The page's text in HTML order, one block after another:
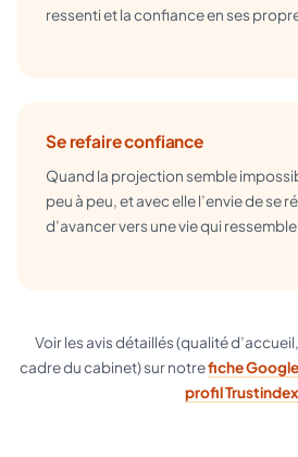
ressenti et la confiance en ses
Se refaire confiance
Quand la projection semble
peu à peu, et avec elle l’envie de se
d’avancer vers une vie qui
Voir les avis détaillés (qualité
cadre du cabinet) sur notrefiche
profil Trustindex